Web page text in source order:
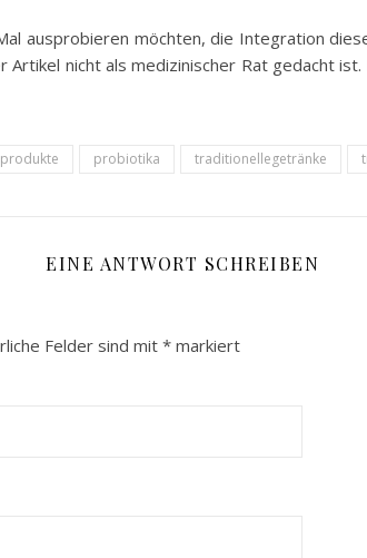
ausprobieren möchten, die Integration
nicht als medizinischer Rat gedacht
probiotika traditionellegetränke
EINE ANTWORT SCHREIBEN
Felder sind mit* markiert